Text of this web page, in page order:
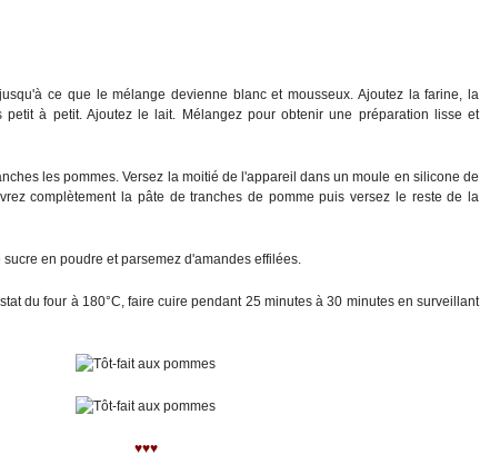
ce que le mélange devienne blanc et mousseux. Ajoutez la farine, la
petit à petit. Ajoutez le lait. Mélangez pour obtenir une préparation lisse et
les pommes. Versez la moitié de l'appareil dans un moule en silicone de
complètement la pâte de tranches de pomme puis versez le reste de la
en poudre et parsemez d'amandes effilées.
du four à 180°C, faire cuire pendant 25 minutes à 30 minutes en surveillant
♥♥♥